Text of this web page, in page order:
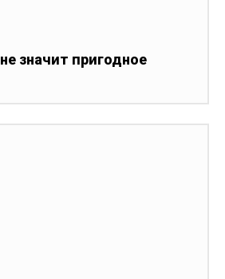
значит пригодное